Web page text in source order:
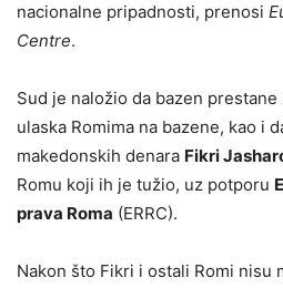
nacionalne pripadnosti, prenosi
Centre.
Sud je naložio da bazen
ulaska Romima na bazene, kao i
makedonskih denara Fikri
Romu koji ih je tužio, uz potporu
prava Roma (ERRC).
Nakon što Fikri i ostali Romi nisu